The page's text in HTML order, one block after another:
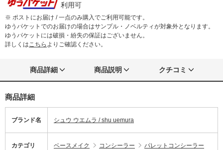
利用可
※ ポストにお届け / 一点のみ購入でご利用可能です。
ゆうパケットでのお届けの場合はサンプル・ノベルティが対象外となります。
ゆうパケットには破損・紛失の保証はございません。
詳しくはこちら よりご確認ください。
商品詳細 商品説明 クチコミ
商品詳細
ブランド名 シュウ ウエムラ / shu uemura
カテゴリ ベースメイク コンシーラー パレットコンシーラー